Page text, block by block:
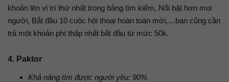
khoản lên vị trí thứ nhất trong bảng tìm kiếm, Nổi bật hơn mọi
người, Bắt đầu 10 cuộc hội thoại hoàn toàn mới,…bạn cũng cần
trả một khoản phí thấp nhất bắt đầu từ mức 50k.
4. Paktor
Khả năng tìm được người yêu: 90%